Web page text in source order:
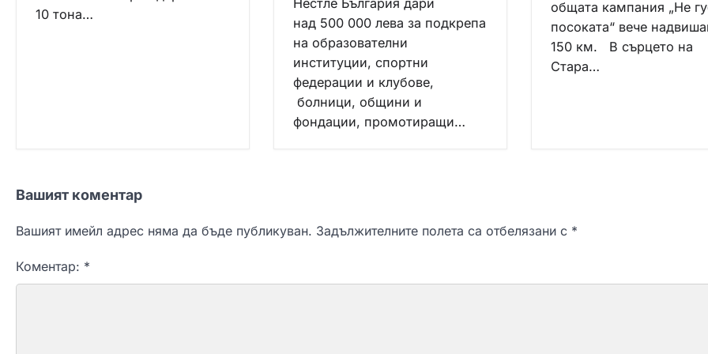
10 тона…
Нестле България дари
над 500 000 лева за подкрепа
на образователни
институции, спортни
федерации и клубове,
болници, общини и
фондации, промотиращи…
общата кампания „Не
посоката“ вече
150 км. В сърцето на
Стара…
Вашият коментар
Вашият имейл адрес няма да бъде публикуван. Задължителните полета са отбелязани с *
Коментар: *